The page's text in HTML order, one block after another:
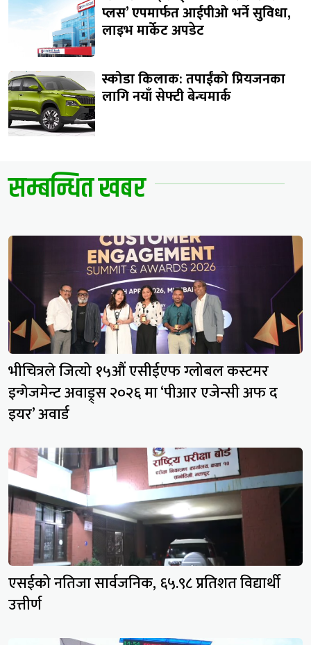
प्लस’ एपमार्फत आईपीओ भर्ने सुविधा,
लाइभ मार्केट अपडेट
स्कोडा किलाक: तपाईंको प्रियजनका
लागि नयाँ सेफ्टी बेन्चमार्क
सम्बन्धित खबर
भीचित्रले जित्यो १५औं एसीईएफ ग्लोबल कस्टमर
इन्गेजमेन्ट अवाड्र्स २०२६ मा ‘पीआर एजेन्सी अफ द
इयर’ अवार्ड
एसईको नतिजा सार्वजनिक, ६५.९८ प्रतिशत विद्यार्थी
उत्तीर्ण